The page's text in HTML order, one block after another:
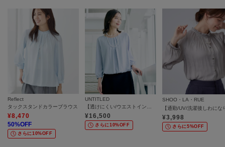
Reflect
タックスタンドカラーブラウス
¥8,470
50%OFF
さらに10%OFF
UNTITLED
¥16,500
さらに10%OFF
SHOO・LA・RUE
¥3,998
さらに5%OFF